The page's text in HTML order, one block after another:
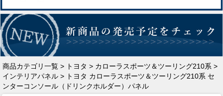
商品カテゴリ一覧 > トヨタ > カローラスポーツ＆ツーリング210系 >
インテリアパネル > トヨタ カローラスポーツ＆ツーリング210系 セ
ンターコンソール（ドリンクホルダー）パネル